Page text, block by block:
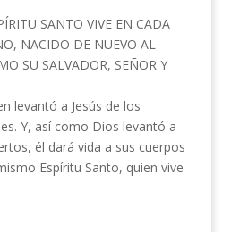
SANTO VIVE EN CADA
NACIDO DE NUEVO AL
SU SALVADOR, SEÑOR Y
levantó a Jesús de los
Y, así como Dios levantó a
él dará vida a sus cuerpos
Espíritu Santo, quien vive